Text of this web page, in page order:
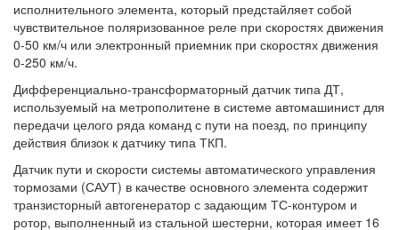
исполнительного элемента, который предстайляет собой
чувствительное поляризованное реле при скоростях движения
0-50 км/ч или электронный приемник при скоростях движения
0-250 км/ч.
Дифференциально-трансформаторный датчик типа ДТ,
используемый на метрополитене в системе автомашинист для
передачи целого ряда команд с пути на поезд, по принципу
действия близок к датчику типа ТКП.
Датчик пути и скорости системы автоматического управления
тормозами (САУТ) в качестве основного элемента содержит
транзисторный автогенератор с задающим ТС-контуром и
ротор, выполненный из стальной шестерни, которая имеет 16